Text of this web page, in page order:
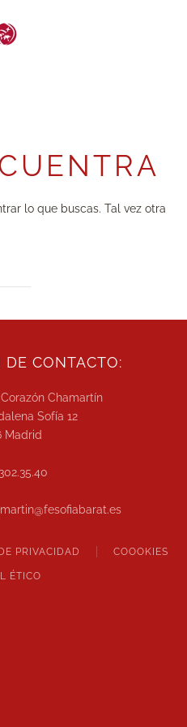
lo que buscas. Tal vez otra
CONTACTO:
Chamartín
Sofía 12
Madrid
PRIVACIDAD COOOKIES
ÉTICO